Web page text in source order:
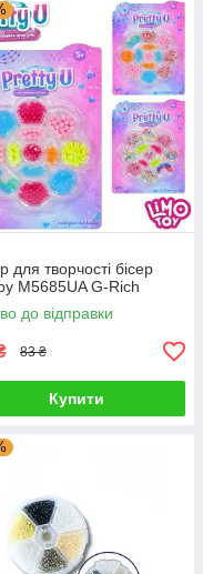
для творчості бісер
M5685UA G-Rich
до відправки
83 ₴
Купити